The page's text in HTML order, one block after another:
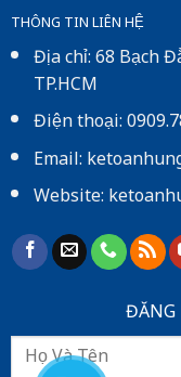
THÔNG TIN LIÊN HỆ
Địa chỉ: 68 Bạch
TP.HCM
Điện thoại:
Email:
Website: